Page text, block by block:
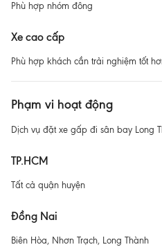
Phù hợp nhóm đông
Xe cao cấp
Phù hợp khách cần trải nghiệm tốt
Phạm vi hoạt động
Dịch vụ đặt xe gấp đi sân bay Long
TP.HCM
Tất cả quận huyện
Đồng Nai
Biên Hòa, Nhơn Trạch, Long Thành